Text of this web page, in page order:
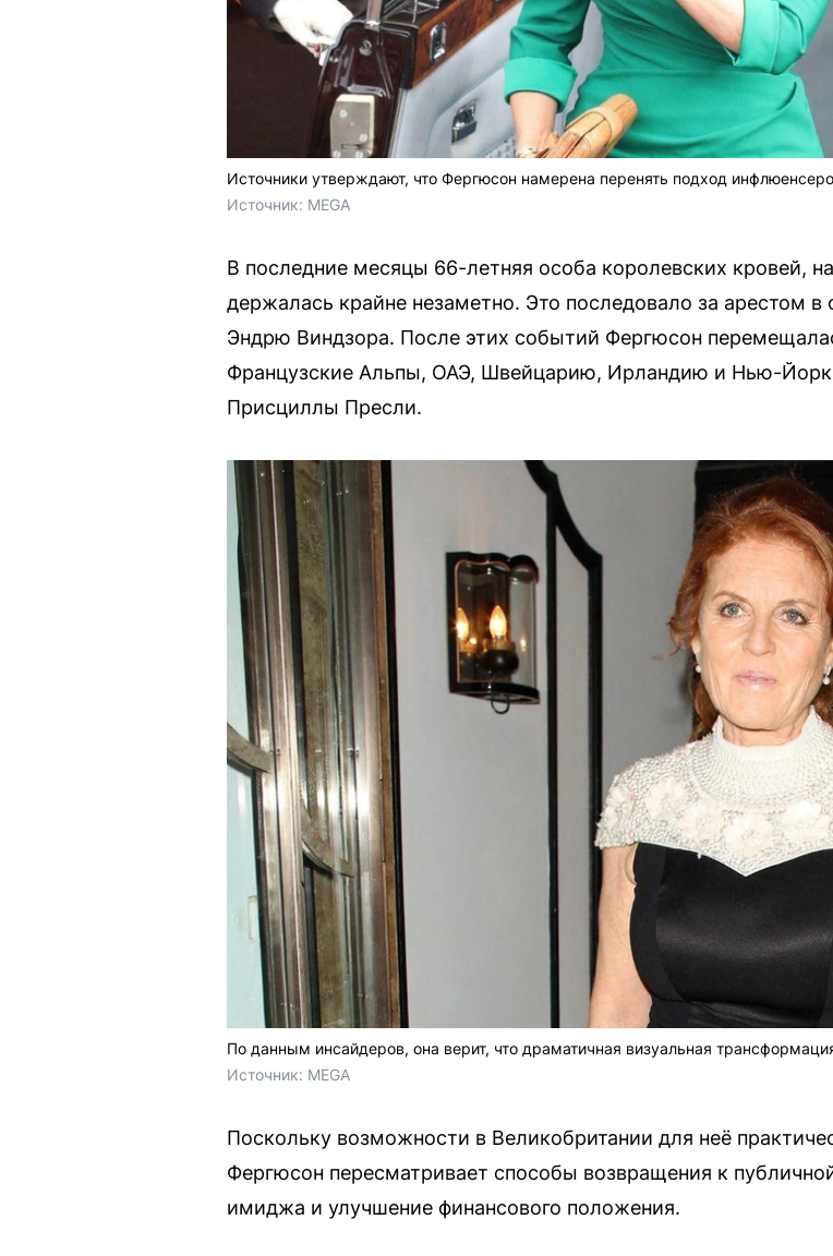
Источники утверждают, что Фергюсон намерена перенять подход
Источник: MEGA
В последние месяцы 66-летняя особа королевских кровей,
держалась крайне незаметно. Это последовало за арестом в
Эндрю Виндзора. После этих событий Фергюсон
Французские Альпы, ОАЭ, Швейцарию, Ирландию и Нью-Йорк,
Присциллы Пресли.
По данным инсайдеров, она верит, что драматичная визуальная
Источник: MEGA
Поскольку возможности в Великобритании для неё
Фергюсон пересматривает способы возвращения к
имиджа и улучшение финансового положения.